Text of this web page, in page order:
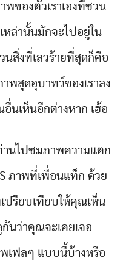
พของตัวเราเองที่ชวน
หล่านั้นมักจะไปอยู่ใน
นสิ่งที่เลวร้ายที่สุดก็คือ
พสุดอุบาทว์ของเราลง
นเห็นอีกต่างหาก เฮ้อ
นไปชมภาพความแตก
ภาพที่เพื่อนแท็ก ด้วย
ปรียบเทียบให้คุณเห็น
นว่าคุณจะเคยเจอ
เฟลๆ แบบนี้บ้างหรือ